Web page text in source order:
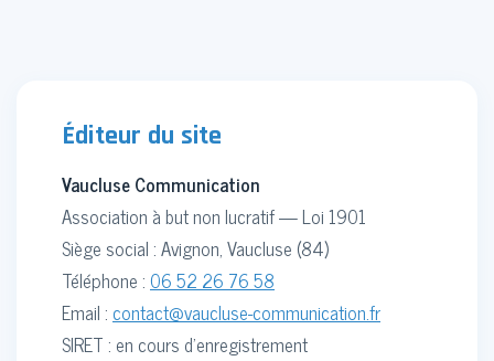
Éditeur du site
Vaucluse Communication
Association à but non lucratif — Loi 1901
Siège social : Avignon, Vaucluse (84)
Téléphone :06 52 26 76 58
Email : contact@vaucluse-communication.fr
SIRET : en cours d'enregistrement